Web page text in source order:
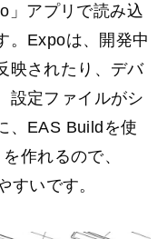
」アプリで読み込
。Expoは、開発中
映されたり、デバ
設定ファイルがシ
、EAS Buildを使
作れるので、
すいです。